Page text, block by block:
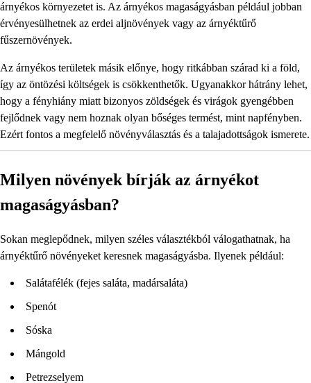
árnyékos környezetet is. Az árnyékos magaságyásban például jobban
érvényesülhetnek az erdei aljnövények vagy az árnyéktűrő
fűszernövények.
Az árnyékos területek másik előnye, hogy ritkábban szárad ki a föld,
így az öntözési költségek is csökkenthetők. Ugyanakkor hátrány lehet,
hogy a fényhiány miatt bizonyos zöldségek és virágok gyengébben
fejlődnek vagy nem hoznak olyan bőséges termést, mint napfényben.
Ezért fontos a megfelelő növényválasztás és a talajadottságok ismerete.
Milyen növények bírják az árnyékot
magaságyásban?
Sokan meglepődnek, milyen széles választékból válogathatnak, ha
árnyéktűrő növényeket keresnek magaságyásba. Ilyenek például:
Salátafélék (fejes saláta, madársaláta)
Spenót
Sóska
Mángold
Petrezselyem